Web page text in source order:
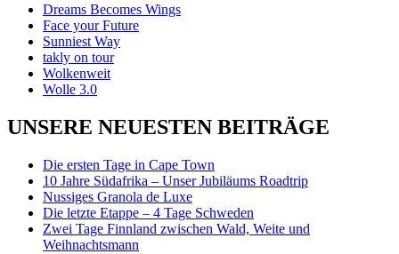
Dreams Becomes Wings
Face your Future
Sunniest Way
takly on tour
Wolkenweit
Wolle 3.0
UNSERE NEUESTEN BEITRÄGE
Die ersten Tage in Cape Town
10 Jahre Südafrika – Unser Jubiläums Roadtrip
Nussiges Granola de Luxe
Die letzte Etappe – 4 Tage Schweden
Zwei Tage Finnland zwischen Wald, Weite und
Weihnachtsmann